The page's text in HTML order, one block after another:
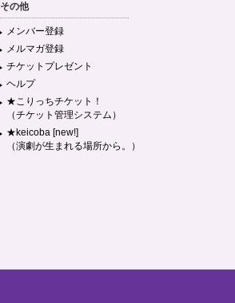
その他
メンバー登録
メルマガ登録
チケットプレゼント
ヘルプ
★こりっちチケット！
（チケット管理システム）
★keicoba [new!]
（演劇が生まれる場所から。）